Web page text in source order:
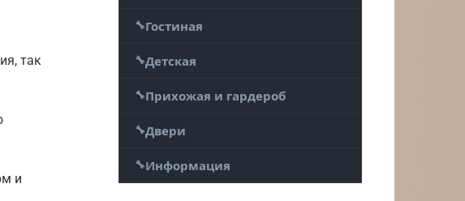
так
и
Гостиная
Детская
Прихожая и гардероб
Двери
Информация